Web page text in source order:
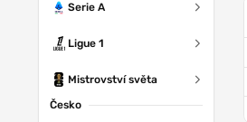
Serie A
Ligue 1
Mistrovství světa
Česko